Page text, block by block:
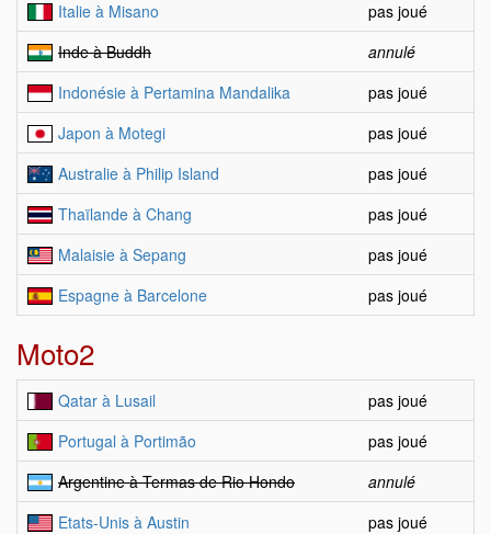
Italie à Misano
pas joué
Inde à Buddh
annulé
Indonésie à Pertamina Mandalika
pas joué
Japon à Motegi
pas joué
Australie à Philip Island
pas joué
Thaïlande à Chang
pas joué
Malaisie à Sepang
pas joué
Espagne à Barcelone
pas joué
Moto2
Qatar à Lusail
pas joué
Portugal à Portimão
pas joué
Argentine à Termas de Rio Hondo
annulé
Etats-Unis à Austin
pas joué